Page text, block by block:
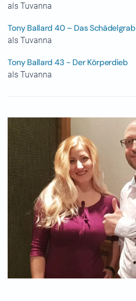
als Tuvanna
Tony Ballard 40 – Das Schädelgrab
als Tuvanna
Tony Ballard 43 - Der Körperdieb
als Tuvanna